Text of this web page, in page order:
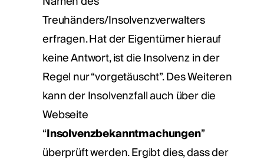
Treuhänders/Insolvenzverwalters
erfragen. Hat der Eigentümer hierauf
keine Antwort, ist die Insolvenz in der
Regel nur “vorgetäuscht”. Des Weiteren
kann der Insolvenzfall auch über die
Webseite
“Insolvenzbekanntmachungen”
überprüft werden. Ergibt dies, dass der